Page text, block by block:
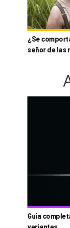
¿Se
señor de las
Guía